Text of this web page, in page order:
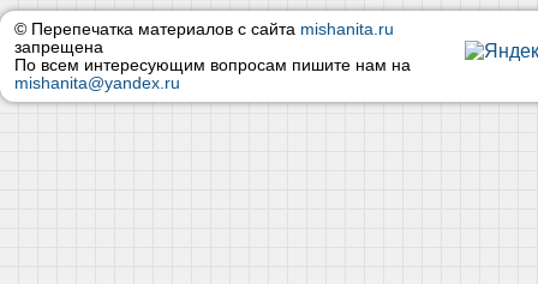
© Перепечатка материалов с сайта mishanita.ru
запрещена
По всем интересующим вопросам пишите нам на
mishanita@yandex.ru